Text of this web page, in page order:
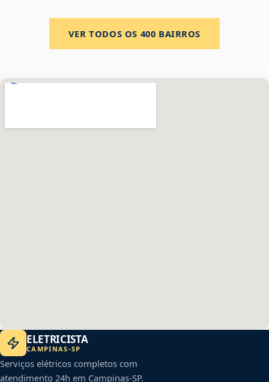
VER TODOS OS 400 BAIRROS
ELETRICISTA
CAMPINAS-SP
Serviços elétricos completos com
atendimento 24h em Campinas-SP.